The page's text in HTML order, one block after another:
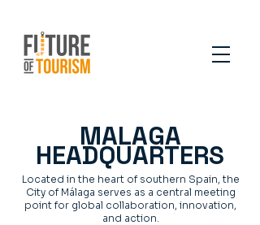
MALAGA
HEADQUARTERS
Located in the heart of southern Spain, the
City of Málaga serves as a central meeting
point for global collaboration, innovation,
and action.